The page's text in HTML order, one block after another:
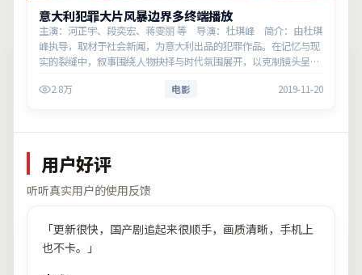
意大利犯罪大片风暴边界多终端播放
主演：河正宇、段奕宏、蒋雯丽 等 导演：杜琪峰 简介：由杜琪
峰执导，取材于社会新闻，为意大利出品的犯罪作品。在记忆与现
实的裂缝中，叙事围绕人物抉择与时代氛围展开，以克制镜头呈现
义。2.8万 电影 2019-11-20
用户好评
听听真实用户的使用反馈
「更新很快，国产剧追起来很顺手，画质清晰，手机上
也不卡。
」